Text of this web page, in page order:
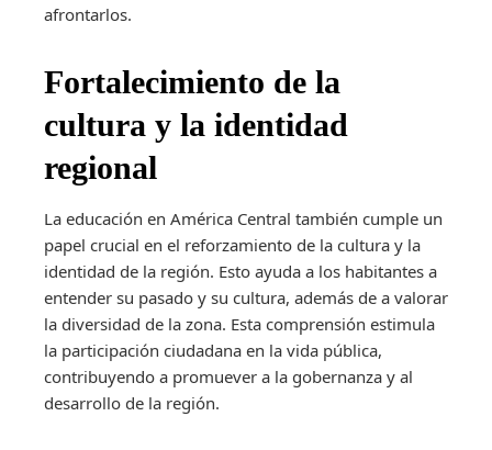
afrontarlos.
Fortalecimiento de la
cultura y la identidad
regional
La educación en América Central también cumple un
papel crucial en el reforzamiento de la cultura y la
identidad de la región. Esto ayuda a los habitantes a
entender su pasado y su cultura, además de a valorar
la diversidad de la zona. Esta comprensión estimula
la participación ciudadana en la vida pública,
contribuyendo a promuever a la gobernanza y al
desarrollo de la región.